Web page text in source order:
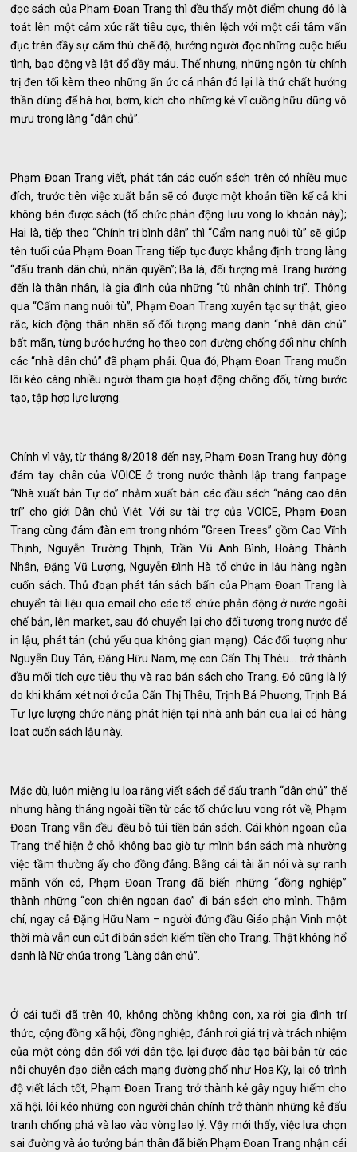
đọc sách của Phạm Đoan Trang thì đều thấy một điểm chung đó là
toát lên một cảm xúc rất tiêu cực, thiên lệch với một cái tâm vẩn
đục tràn đầy sự căm thù chế độ, hướng người đọc những cuộc biểu
tình, bạo động và lật đổ đầy máu. Thế nhưng, những ngôn từ chính
trị đen tối kèm theo những ẩn ức cá nhân đó lại là thứ chất hướng
thần dùng để hà hơi, bơm, kích cho những kẻ vĩ cuồng hữu dũng vô
mưu trong làng “dân chủ”.
Phạm Đoan Trang viết, phát tán các cuốn sách trên có nhiều mục
đích, trước tiên việc xuất bản sẽ có được một khoản tiền kể cả khi
không bán được sách (tổ chức phản động lưu vong lo khoản này);
Hai là, tiếp theo “Chính trị bình dân” thì “Cẩm nang nuôi tù” sẽ giúp
tên tuổi của Phạm Đoan Trang tiếp tục được khẳng định trong làng
“đấu tranh dân chủ, nhân quyền”; Ba là, đối tượng mà Trang hướng
đến là thân nhân, là gia đình của những “tù nhân chính trị”. Thông
qua “Cẩm nang nuôi tù”, Phạm Đoan Trang xuyên tạc sự thật, gieo
rắc, kích động thân nhân số đối tượng mang danh “nhà dân chủ”
bất mãn, từng bước hướng họ theo con đường chống đối như chính
các “nhà dân chủ” đã phạm phải. Qua đó, Phạm Đoan Trang muốn
lôi kéo càng nhiều người tham gia hoạt động chống đối, từng bước
tạo, tập hợp lực lượng.
Chính vì vậy, từ tháng 8/2018 đến nay, Phạm Đoan Trang huy động
đám tay chân của VOICE ở trong nước thành lập trang fanpage
“Nhà xuất bản Tự do” nhằm xuất bản các đầu sách “nâng cao dân
trí” cho giới Dân chủ Việt. Với sự tài trợ của VOICE, Phạm Đoan
Trang cùng đám đàn em trong nhóm “Green Trees” gồm Cao Vĩnh
Thịnh, Nguyễn Trường Thịnh, Trần Vũ Anh Bình, Hoàng Thành
Nhân, Đặng Vũ Lượng, Nguyễn Đình Hà tổ chức in lậu hàng ngàn
cuốn sách. Thủ đoạn phát tán sách bẩn của Phạm Đoan Trang là
chuyển tài liệu qua email cho các tổ chức phản động ở nước ngoài
chế bản, lên market, sau đó chuyển lại cho đối tượng trong nước để
in lậu, phát tán (chủ yếu qua không gian mạng). Các đối tượng như
Nguyễn Duy Tân, Đặng Hữu Nam, mẹ con Cấn Thị Thêu… trở thành
đầu mối tích cực tiêu thụ và rao bán sách cho Trang. Đó cũng là lý
do khi khám xét nơi ở của Cấn Thị Thêu, Trịnh Bá Phương, Trịnh Bá
Tư lực lượng chức năng phát hiện tại nhà anh bán cua lại có hàng
loạt cuốn sách lậu này.
Mặc dù, luôn miệng lu loa rằng viết sách để đấu tranh “dân chủ” thế
nhưng hàng tháng ngoài tiền từ các tổ chức lưu vong rót về, Phạm
Đoan Trang vẫn đều đều bỏ túi tiền bán sách. Cái khôn ngoan của
Trang thể hiện ở chỗ không bao giờ tự mình bán sách mà nhường
việc tầm thường ấy cho đồng đảng. Bằng cái tài ăn nói và sự ranh
mãnh vốn có, Phạm Đoan Trang đã biến những “đồng nghiệp”
thành những “con chiên ngoan đạo” đi bán sách cho mình. Thậm
chí, ngay cả Đặng Hữu Nam – người đứng đầu Giáo phận Vinh một
thời mà vẫn cun cút đi bán sách kiếm tiền cho Trang. Thật không hổ
danh là Nữ chúa trong “Làng dân chủ”.
Ở cái tuổi đã trên 40, không chồng không con, xa rời gia đình trí
thức, cộng đồng xã hội, đồng nghiệp, đánh rơi giá trị và trách nhiệm
của một công dân đối với dân tộc, lại được đào tạo bài bản từ các
nôi chuyên đạo diễn cách mạng đường phố như Hoa Kỳ, lại có trình
độ viết lách tốt, Phạm Đoan Trang trở thành kẻ gây nguy hiểm cho
xã hội, lôi kéo những con người chân chính trở thành những kẻ đấu
tranh chống phá và lao vào vòng lao lý. Vậy mới thấy, việc lựa chọn
sai đường và ảo tưởng bản thân đã biến Phạm Đoan Trang nhận cái